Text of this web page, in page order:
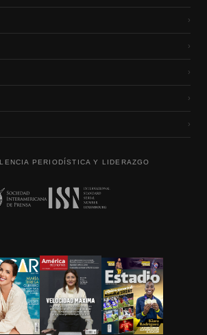
›
›
›
›
›
PERIODÍSTICA Y LIDERAZGO